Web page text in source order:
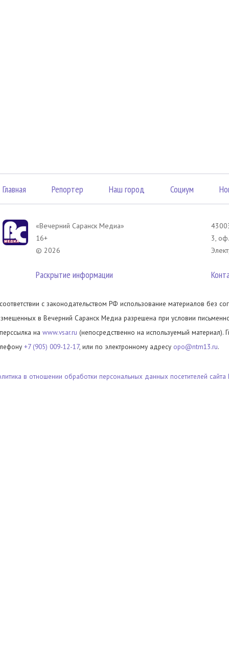
Главная Репортер Наш город Социум
«Вечерний Саранск Mедиа»
16+
© 2026
Раскрытие информации
3,
с законодательством РФ использование материалов без
в Вечерний Саранск Медиа разрешена при условии
на www.vsar.ru (непосредственно на используемый материал).
+7 (905) 009-12-17, или по электронному адресу opo@ntm13.ru.
в отношении обработки персональных данных посетителей